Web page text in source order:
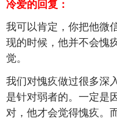
冷爱的回复：
我可以肯定，你把他微
现的时候，他并不会愧
觉。
我们对愧疚做过很多深
是针对弱者的。一定是
对，他才会觉得愧疚。